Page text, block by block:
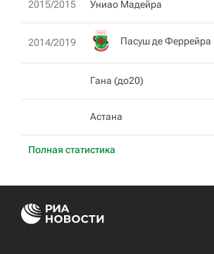
Полная статистика
2015/2015 Униао Мадейра
2014/2019 Пасуш де Феррейра
Гана (до20)
Астана